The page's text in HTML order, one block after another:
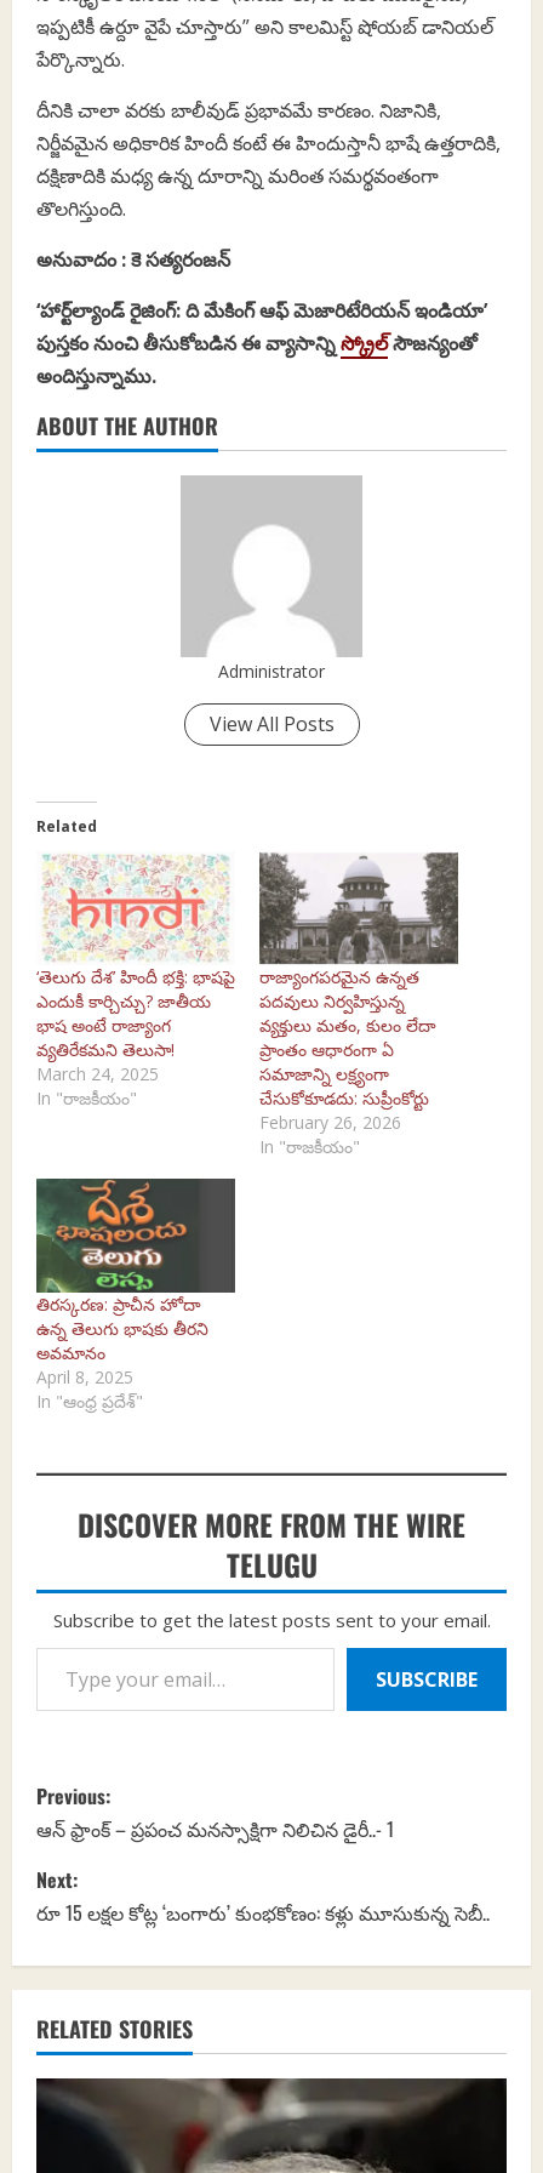
ఇప్పటికీ ఉర్దూ వైపే చూస్తారు” అని కాలమిస్ట్ షోయబ్ డానియల్
పేర్కొన్నారు.
దీనికి చాలా వరకు బాలీవుడ్ ప్రభావమే కారణం. నిజానికి,
నిర్జీవమైన అధికారిక హిందీ కంటే ఈ హిందుస్తానీ భాషే ఉత్తరాదికి,
దక్షిణాదికి మధ్య ఉన్న దూరాన్ని మరింత సమర్థవంతంగా
తొలగిస్తుంది.
అనువాదం : కె సత్యరంజన్
‘హార్ట్‌ల్యాండ్ రైజింగ్: ది మేకింగ్ ఆఫ్ మెజారిటేరియన్ ఇండియా’
పుస్తకం నుంచి తీసుకోబడిన ఈ వ్యాసాన్నిస్క్రోల్సౌజన్యంతో
అందిస్తున్నాము.
ABOUT THE AUTHOR
Administrator
View All Posts
Related
‘తెలుగు దేశ’ హిందీ భక్తి: భాషపై
ఎందుకీ కార్చిచ్చు? జాతీయ
భాష అంటే రాజ్యాంగ
వ్యతిరేకమని తెలుసా!
March 24, 2025
In "రాజకీయం"
రాజ్యాంగపరమైన ఉన్నత
పదవులు నిర్వహిస్తున్న
వ్యక్తులు మతం, కులం లేదా
ప్రాంతం ఆధారంగా ఏ
సమాజాన్ని లక్ష్యంగా
చేసుకోకూడదు: సుప్రీంకోర్టు
February 26, 2026
In "రాజకీయం"
తిరస్కరణ: ప్రాచీన హోదా
ఉన్న తెలుగు భాషకు తీరని
అవమానం
April 8, 2025
In "ఆంధ్ర ప్రదేశ్"
DISCOVER MORE FROM THE WIRE
TELUGU
Subscribe to get the latest posts sent to your email.
Type your email…
SUBSCRIBE
P
o
s
t
n
a
v
Previous:
ఆన్ ఫ్రాంక్ – ప్రపంచ మనస్సాక్షిగా నిలిచిన డైరీ..- 1
Next:
రూ 15 లక్షల కోట్ల ‘బంగారు’ కుంభకోణం: కళ్లు మూసుకున్న సెబీ..
RELATED STORIES